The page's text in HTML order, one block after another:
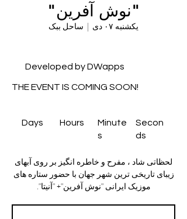
"نوش آفرین"
یکشنبه ۰۷ دی
  |
ساحل ببک
Secon
ds
Minute
s
Hours
Days
THE EVENT IS COMING SOON!
Developed by DWapps
لحظاتی شاد ، مفرح و خاطره انگیز بر روی آبهای
زیبای تاریخی ترین شهر جهان با حضور ستاره های
موزیک ایرانی "نوش آفرین"+ "آنیتا".